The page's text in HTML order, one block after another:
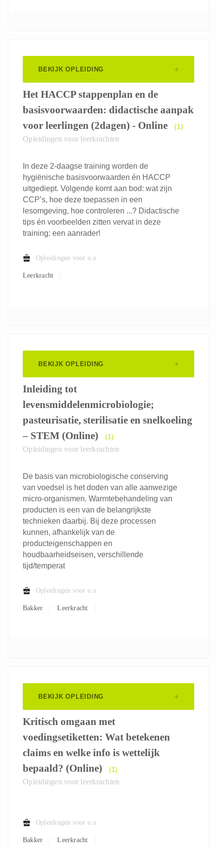
BEKIJK OPLEIDING
Het HACCP stappenplan en de
basisvoorwaarden: didactische aanpak
voor leerlingen (2dagen) - Online
(1)
Opleidingen voor leerkrachten
In deze 2-daagse training worden de
hygiënische basisvoorwaarden én HACCP
uitgediept. Volgende komt aan bod: wat zijn
CCP’s, hoe deze toepassen in een
lesomgeving, hoe controleren ...? Didactische
tips én voorbeelden zitten vervat in deze
training: een aanrader!
Opleidingen voor o.a.
Leerkracht
BEKIJK OPLEIDING
Inleiding tot
levensmiddelenmicrobiologie;
pasteurisatie, sterilisatie en snelkoeling
– STEM (Online)
(1)
Opleidingen voor leerkrachten
De basis van microbiologische conserving
van voedsel is het doden van alle aanwezige
micro-organismen. Warmtebehandeling van
producten is een van de belangrijkste
technieken daarbij. Bij deze processen
kunnen, afhankelijk van de
producteigenschappen en
houdbaarheidseisen, verschillende
tijd/temperat
Opleidingen voor o.a.
Bakker Leerkracht
BEKIJK OPLEIDING
Kritisch omgaan met
voedingsetiketten: Wat betekenen
claims en welke info is wettelijk
bepaald? (Online)
(1)
Opleidingen voor leerkrachten
Opleidingen voor o.a.
Bakker Leerkracht